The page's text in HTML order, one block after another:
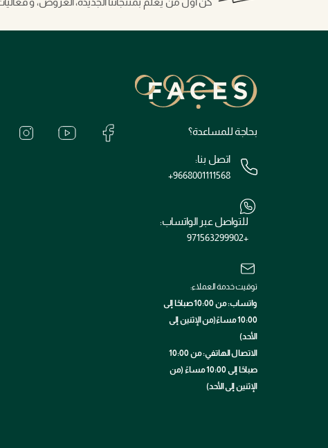
بحاجة للمساعدة؟
اتصل بنا:
+9668001111568
للتواصل عبر الواتساب:
+971563299902
توقيت خدمة العملاء:
واتساب: من 10:00 صباحًا إلى
10:00 مساءً(من الإثنين إلى
الأحد)
الاتصال الهاتفي: من 10:00
صباحًا إلى 10:00 مساءً (من
الإثنين إلى الأحد)